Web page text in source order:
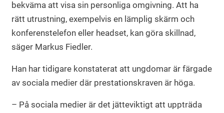
bekväma att visa sin personliga omgivning. Att ha
rätt utrustning, exempelvis en lämplig skärm och
konferenstelefon eller headset, kan göra skillnad,
säger Markus Fiedler.
Han har tidigare konstaterat att ungdomar är färgade
av sociala medier där prestationskraven är höga.
– På sociala medier är det jätteviktigt att uppträda